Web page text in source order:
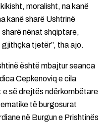
moralisht, na kanë
kanë sharë Ushtrinë
nënat shqiptare,
tjetër”, tha ajo.
është mbajtur seanca
Cepkenoviq e cila
e së drejtës ndërkombëtare
të burgosurat
në Burgun e Prishtinës